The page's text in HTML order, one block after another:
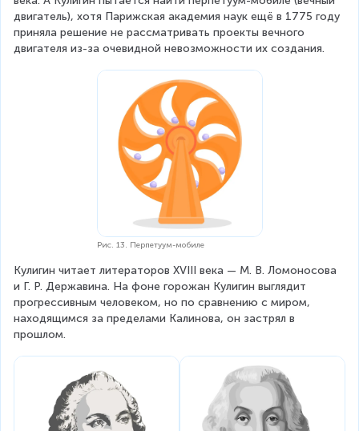
двигатель), хотя Парижская академия наук ещё в 1775 году
приняла решение не рассматривать проекты вечного
двигателя из-за очевидной невозможности их создания.
Рис. 13. Перпетуум-мобиле
Кулигин читает литераторов XVIII века — М. В. Ломоносова
и Г. Р. Державина. На фоне горожан Кулигин выглядит
прогрессивным человеком, но по сравнению с миром,
находящимся за пределами Калинова, он застрял в
прошлом.